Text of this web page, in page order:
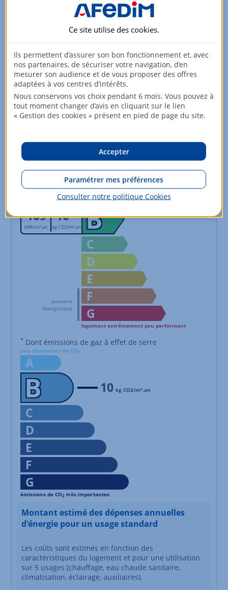
Surface : 61.61 m²
Surface Carrez : 61.61 m²
Surface du séjour : 20.66 m²
Agréments
Cave
Bilan énergétique
logement extrêmement performant
A
B
109
kWh/m².an
émissions
10
kg CO2/m².an
C
D
E
F
G
logement extrêmement peu performant
Échelle de performance énergétique s'étalant du niveau A,
* Dont émissions de gaz à effet de serre
peu d'émissions de CO 2
A
B 10 kg CO2/m².an
C
D
E
F
G
émissions de CO2 très importantes
Montant estimé des dépenses annuelles
d'énergie pour un usage standard
Les coûts sont estimés en fonction des
caractéristiques du logement et pour une utilisation
sur 5 usages (chauffage, eau chaude sanitaire,
climatisation, éclairage, auxiliaires).
Ce site utilise des cookies.
Ils permettent d’assurer son bon fonctionnement et, avec
nos partenaires, de sécuriser votre navigation, d’en
mesurer son audience et de vous proposer des offres
adaptées à vos centres d’intérêts.
Nous conservons vos choix pendant 6 mois. Vous pouvez à
tout moment changer d’avis en cliquant sur le lien
« Gestion des cookies » présent en pied de page du site.
Accepter
Paramétrer mes préférences
Consulter notre politique Cookies